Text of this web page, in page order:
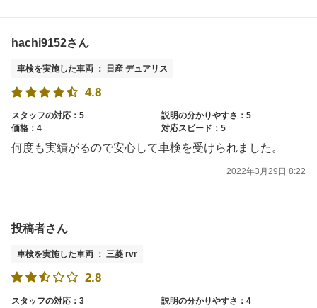
hachi9152さん
車検を実施した車両 ： 日産 デュアリス
4.8
スタッフの対応：5
説明の分かりやすさ：5
価格：4
対応スピード：5
何度も実績がるので安心して車検を受けられました。
2022年3月29日 8:22
投稿者さん
車検を実施した車両 ： 三菱 rvr
2.8
スタッフの対応：3
説明の分かりやすさ：4